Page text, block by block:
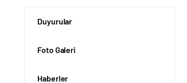
Duyurular
Foto Galeri
Haberler